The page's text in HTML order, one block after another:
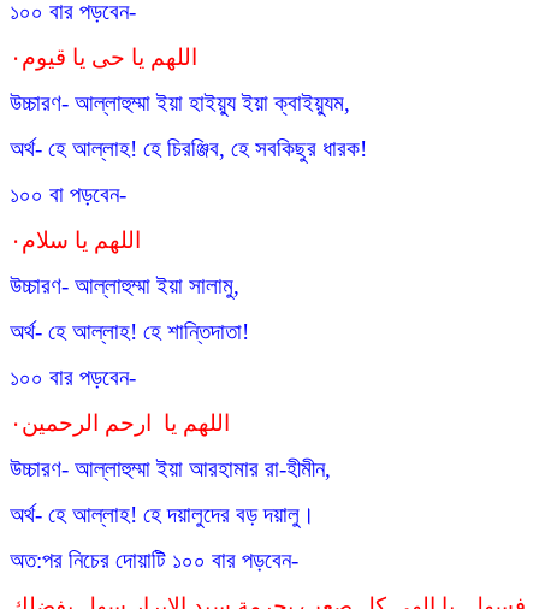
১০০ বার পড়বেন-
اللهم يا حى يا قيوم٠
উচ্চারণ- আল্লাহুম্মা ইয়া হাইয়্যু ইয়া ক্বাইয়্যুম,
অর্থ- হে আল্লাহ! হে চিরঞ্জিব, হে সবকিছুর ধারক!
১০০ বা পড়বেন-
اللهم يا سلام٠
উচ্চারণ- আল্লাহুম্মা ইয়া সালামু,
অর্থ- হে আল্লাহ! হে শান্তিদাতা!
১০০ বার পড়বেন-
اللهم يا ارحم الرحمين٠
উচ্চারণ- আল্লাহুম্মা ইয়া আরহামার রা-হীমীন,
অর্থ- হে আল্লাহ! হে দয়ালুদের বড় দয়ালু।
অত:পর নিচের দোয়াটি ১০০ বার পড়বেন-